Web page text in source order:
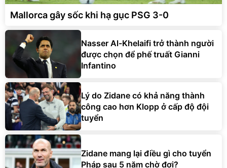
Mallorca gây sốc khi hạ gục PSG 3-0
Nasser Al-Khelaifi trở thành người
được chọn để phế truất Gianni
Infantino
Lý do Zidane có khả năng thành
công cao hơn Klopp ở cấp độ đội
tuyển
Zidane mang lại điều gì cho tuyển
Pháp sau 5 năm chờ đợi?